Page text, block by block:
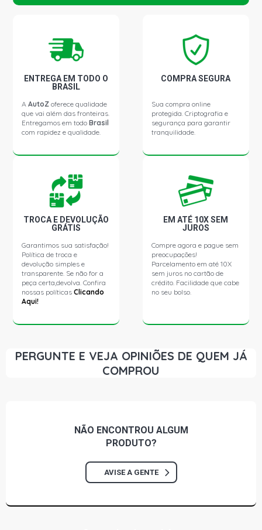
ENTREGA EM TODO O
BRASIL
AAutoZ oferece qualidade
que vai além das fronteiras.
Entregamos em todoBrasil
com rapidez e qualidade.
COMPRA SEGURA
Sua compra online
protegida. Criptografia e
segurança para garantir
tranquilidade.
TROCA E DEVOLUÇÃO
GRÁTIS
Garantimos sua satisfação!
Política de troca e
devolução simples e
transparente. Se não for a
peça certa,devolva. Confira
nossas políticasClicando
Aqui!
EM ATÉ 10X SEM
JUROS
Compre agora e pague sem
preocupações!
Parcelamento em até 10X
sem juros no cartão de
crédito. Facilidade que cabe
no seu bolso.
PERGUNTE E VEJA OPINIÕES DE QUEM JÁ
COMPROU
NÃO ENCONTROU ALGUM
PRODUTO?
AVISE A GENTE